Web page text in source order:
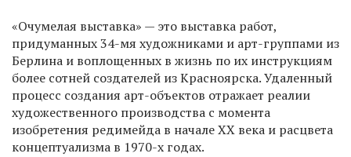
«Очумелая выставка» — это выставка работ,
придуманных 34-мя художниками и арт-группами из
Берлина и воплощенных в жизнь по их инструкциям
более сотней создателей из Красноярска. Удаленный
процесс создания арт-объектов отражает реалии
художественного производства с момента
изобретения редимейда в начале XX века и расцвета
концептуализма в 1970-х годах.